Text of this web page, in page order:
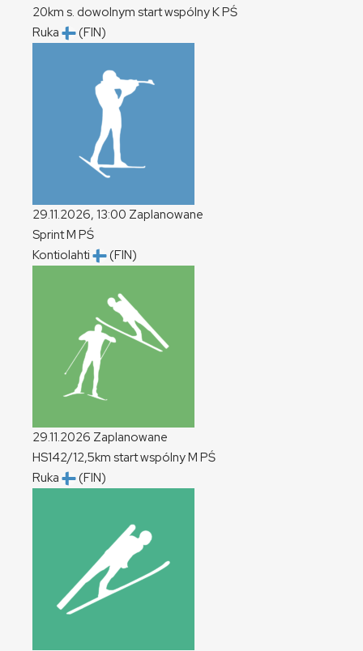
20km s. dowolnym start wspólnyKPŚ
Ruka
(FIN)
29.11.2026, 13:00 Zaplanowane
SprintM PŚ
Kontiolahti
(FIN)
29.11.2026 Zaplanowane
HS142/12,5km start wspólnyM PŚ
Ruka
(FIN)